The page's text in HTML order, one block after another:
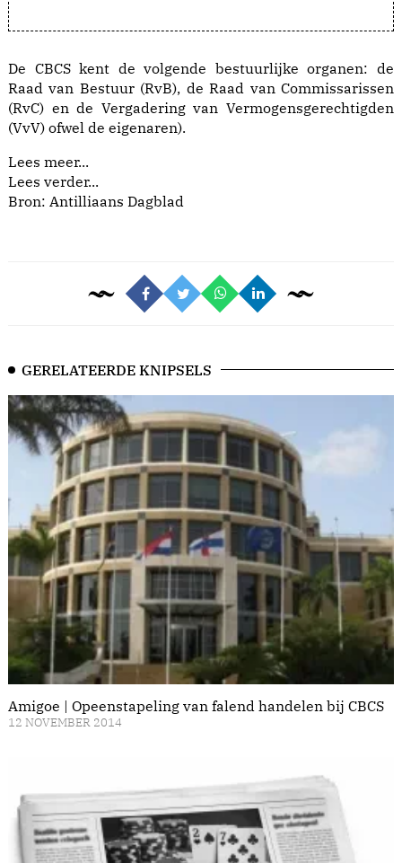
De CBCS kent de volgende bestuurlijke organen: de
Raad van Bestuur (RvB), de Raad van Commissarissen
(RvC) en de Vergadering van Vermogensgerechtigden
(VvV) ofwel de eigenaren).
Lees meer...
Lees verder...
Bron: Antilliaans Dagblad
GERELATEERDE KNIPSELS
Amigoe | Opeenstapeling van falend handelen bij CBCS
12 NOVEMBER 2014